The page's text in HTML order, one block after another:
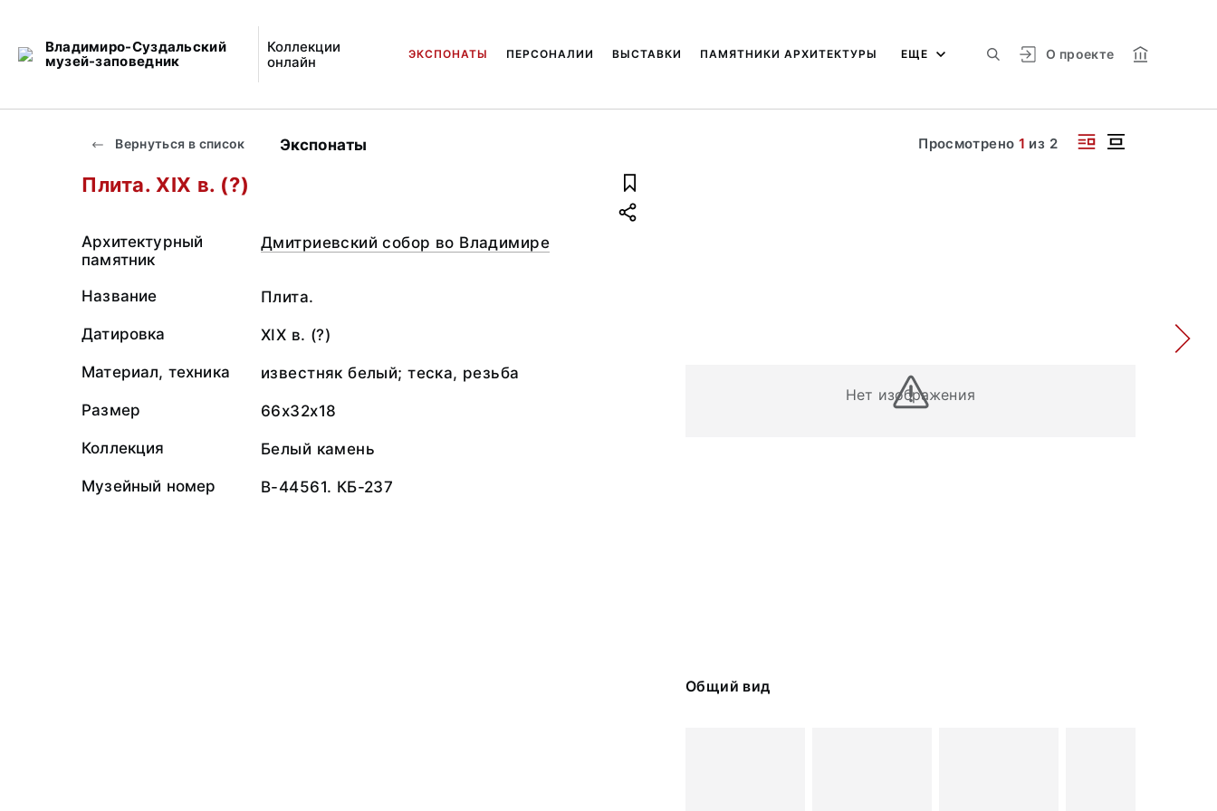
Владимиро-Суздальский
музей-заповедник
Коллекции
онлайн
О проекте
ЭКСПОНАТЫ ПЕРСОНАЛИИ ВЫСТАВКИ ПАМЯТНИКИ АРХИТЕКТУРЫ ЕЩЕ
Вернуться в список Экспонаты Просмотрено 1 из 2
Нет изображения
Общий вид
Плита. XIX в. (?)
Архитектурный
памятник
Дмитриевский собор во Владимире
Название Плита.
Датировка XIX в. (?)
Материал, техника известняк белый; теска, резьба
Размер 66x32x18
Коллекция Белый камень
Музейный номер В-44561. КБ-237